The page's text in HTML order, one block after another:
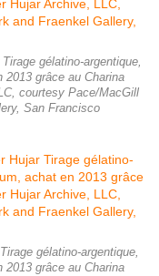
gélatino-argentique,
2013 grâce au Charina
courtesy Pace/MacGill
San Francisco
gélatino-argentique,
2013 grâce au Charina